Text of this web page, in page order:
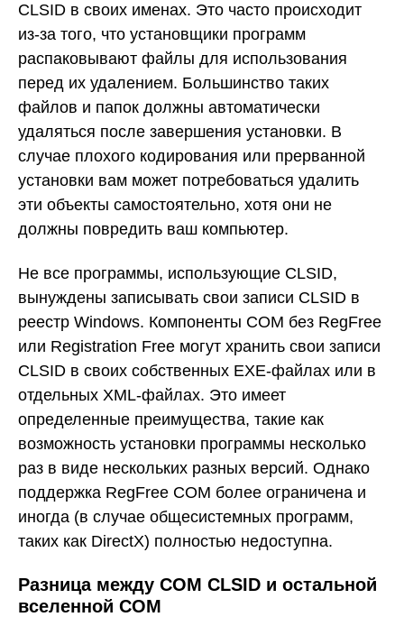
CLSID в своих именах. Это часто происходит
из-за того, что установщики программ
распаковывают файлы для использования
перед их удалением. Большинство таких
файлов и папок должны автоматически
удаляться после завершения установки. В
случае плохого кодирования или прерванной
установки вам может потребоваться удалить
эти объекты самостоятельно, хотя они не
должны повредить ваш компьютер.
Не все программы, использующие CLSID,
вынуждены записывать свои записи CLSID в
реестр Windows. Компоненты COM без RegFree
или Registration Free могут хранить свои записи
CLSID в своих собственных EXE-файлах или в
отдельных XML-файлах. Это имеет
определенные преимущества, такие как
возможность установки программы несколько
раз в виде нескольких разных версий. Однако
поддержка RegFree COM более ограничена и
иногда (в случае общесистемных программ,
таких как DirectX) полностью недоступна.
Разница между COM CLSID и остальной
вселенной COM